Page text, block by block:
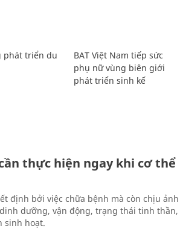
phát triển du
BAT Việt Nam tiếp sức
phụ nữ vùng biên giới
phát triển sinh kế
thực hiện ngay khi cơ thể
định bởi việc chữa bệnh mà còn chịu ảnh
dưỡng, vận động, trạng thái tinh thần,
sinh hoạt.